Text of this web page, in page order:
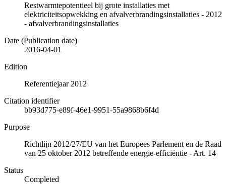
Restwarmtepotentieel bij grote installaties met
elektriciteitsopwekking en afvalverbrandingsinstallaties - 2012
- afvalverbrandingsinstallaties
Date (Publication date)
2016-04-01
Edition
Referentiejaar 2012
Citation identifier
bb93d775-e89f-46e1-9951-55a9868b6f4d
Purpose
Richtlijn 2012/27/EU van het Europees Parlement en de Raad
van 25 oktober 2012 betreffende energie-efficiëntie - Art. 14
Status
Completed